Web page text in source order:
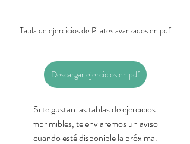
Tabla de ejercicios de Pilates avanzados en pdf
Descargar ejercicios en pdf
Si te gustan las tablas de ejercicios
imprimibles, te enviaremos un aviso
cuando esté disponible la próxima.